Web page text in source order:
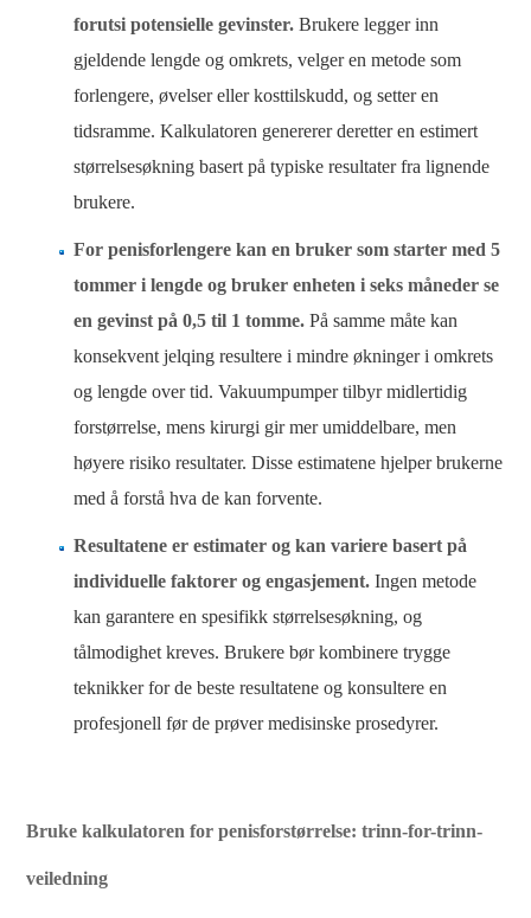
forutsi potensielle gevinster. Brukere legger inn
gjeldende lengde og omkrets, velger en metode som
forlengere, øvelser eller kosttilskudd, og setter en
tidsramme. Kalkulatoren genererer deretter en estimert
størrelsesøkning basert på typiske resultater fra lignende
brukere.
For penisforlengere kan en bruker som starter med 5
tommer i lengde og bruker enheten i seks måneder se
en gevinst på 0,5 til 1 tomme. På samme måte kan
konsekvent jelqing resultere i mindre økninger i omkrets
og lengde over tid. Vakuumpumper tilbyr midlertidig
forstørrelse, mens kirurgi gir mer umiddelbare, men
høyere risiko resultater. Disse estimatene hjelper brukerne
med å forstå hva de kan forvente.
Resultatene er estimater og kan variere basert på
individuelle faktorer og engasjement. Ingen metode
kan garantere en spesifikk størrelsesøkning, og
tålmodighet kreves. Brukere bør kombinere trygge
teknikker for de beste resultatene og konsultere en
profesjonell før de prøver medisinske prosedyrer.
Bruke kalkulatoren for penisforstørrelse: trinn-for-trinn-
veiledning